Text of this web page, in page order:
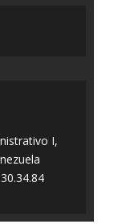
I,